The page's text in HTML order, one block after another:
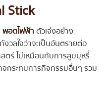
Stick
พอตไฟฟ้าตัวเจ๋งอย่าง
วลใจว่าจะเป็นอันตรายต่อ
ตร์ ไม่เหมือนกับการสูบบุหรี่
จกระทบการกิจกรรมอื่นๆ รวม